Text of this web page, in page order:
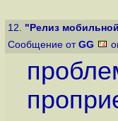
12. "Релиз
Сообщение от GG